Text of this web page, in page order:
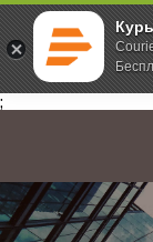
;
Главная О